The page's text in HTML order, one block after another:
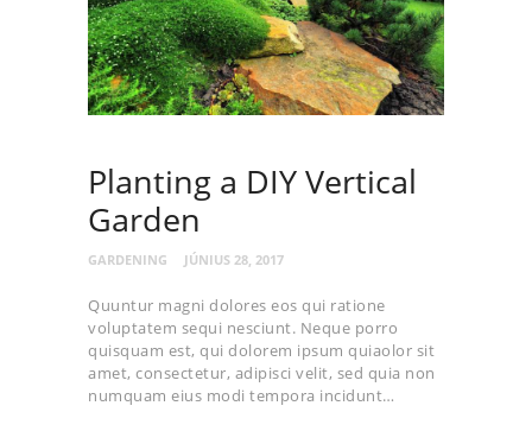
Planting a DIY Vertical
Garden
GARDENING JÚNIUS 28, 2017
Quuntur magni dolores eos qui ratione
voluptatem sequi nesciunt. Neque porro
quisquam est, qui dolorem ipsum quiaolor sit
amet, consectetur, adipisci velit, sed quia non
numquam eius modi tempora incidunt…